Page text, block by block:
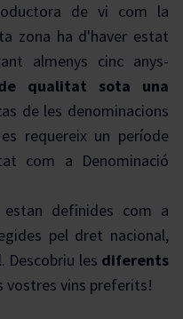
de vi com la
zona ha d'haver estat
almenys cinc anys-
qualitat sota una
de les denominacions
requereix un període
com a Denominació
estan definides com a
pel dret nacional,
Descobriu les diferents
vostres vins preferits!